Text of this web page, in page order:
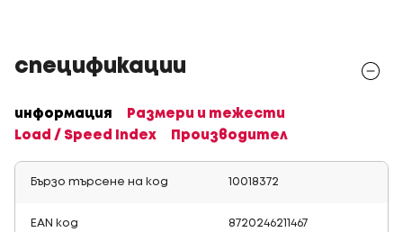
спецификации
информация
Размери и тежести
Load / Speed Index
Производител
Бързо търсене на код 10018372
EAN код 8720246211467